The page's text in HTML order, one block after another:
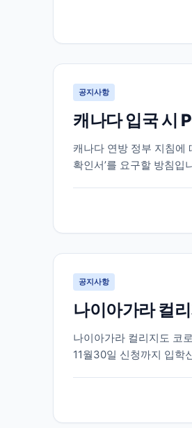
공지사항
캐나다 입국 시
캐나다 연방 정부 지침에
확인서’를 요구할 방침
공지사항
나이아가라 컬
나이아가라 컬리지도 코
11월30일 신청까지 입학